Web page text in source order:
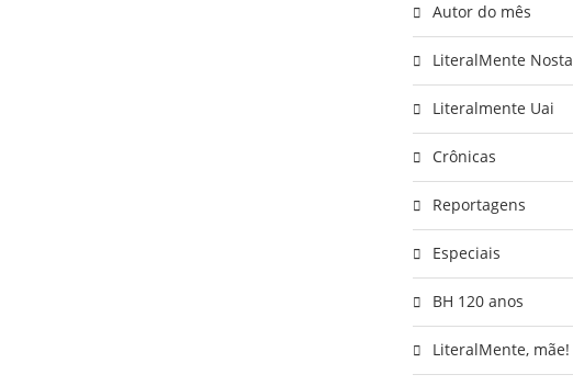
Autor do mês
LiteralMente
Literalmente Uai
Crônicas
Reportagens
Especiais
BH 120 anos
LiteralMente, mãe!